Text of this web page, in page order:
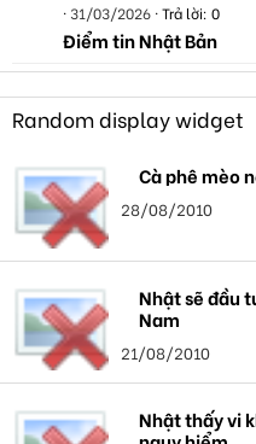
31/03/2026 Trả lời: 0
Điểm tin Nhật Bản
Random display widget
Cà phê mèo
28/08/2010
Nhật sẽ đầu
Nam
21/08/2010
Nhật thấy vi